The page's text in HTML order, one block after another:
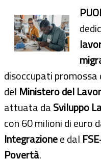
disoccupati
del Ministero del
attuata daSviluppo
con 60 milioni di euro
Integrazionee dal
Povertà.